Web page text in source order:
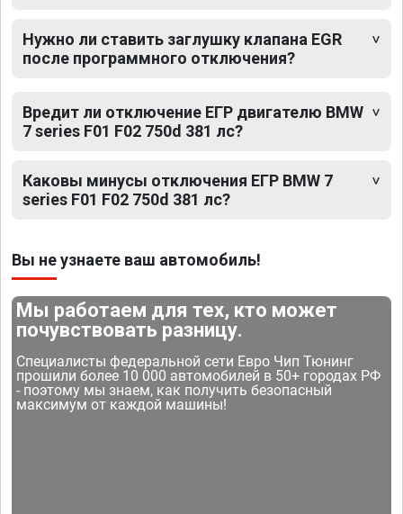
Нужно ли ставить заглушку клапана EGR
после программного отключения?
Вредит ли отключение ЕГР двигателю BMW
7 series F01 F02 750d 381 лс?
Каковы минусы отключения ЕГР BMW 7
series F01 F02 750d 381 лс?
Вы не узнаете ваш автомобиль!
Мы работаем для тех, кто может
почувствовать разницу.
Специалисты федеральной сети Евро Чип Тюнинг
прошили более 10 000 автомобилей в 50+ городах РФ
- поэтому мы знаем, как получить безопасный
максимум от каждой машины!